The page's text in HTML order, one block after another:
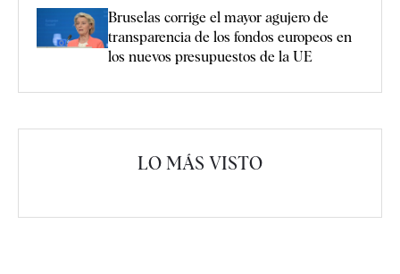
Bruselas corrige el mayor agujero de
transparencia de los fondos europeos en
los nuevos presupuestos de la UE
LO MÁS VISTO